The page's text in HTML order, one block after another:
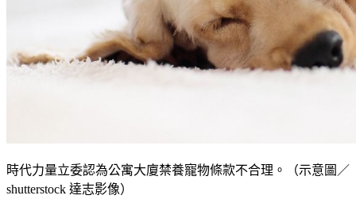
時代力量立委認為公寓大廈禁養寵物條款不合理。（示意圖／